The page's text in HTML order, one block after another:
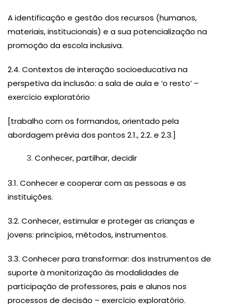
A identificação e gestão dos recursos (humanos,
materiais, institucionais) e a sua potencialização na
promoção da escola inclusiva.
2.4. Contextos de interação socioeducativa na
perspetiva da inclusão: a sala de aula e ‘o resto’ –
exercício exploratório
[trabalho com os formandos, orientado pela
abordagem prévia dos pontos 2.1., 2.2. e 2.3.]
Conhecer, partilhar, decidir
3.1. Conhecer e cooperar com as pessoas e as
instituições.
3.2. Conhecer, estimular e proteger as crianças e
jovens: princípios, métodos, instrumentos.
3.3. Conhecer para transformar: dos instrumentos de
suporte à monitorização às modalidades de
participação de professores, pais e alunos nos
processos de decisão – exercício exploratório.